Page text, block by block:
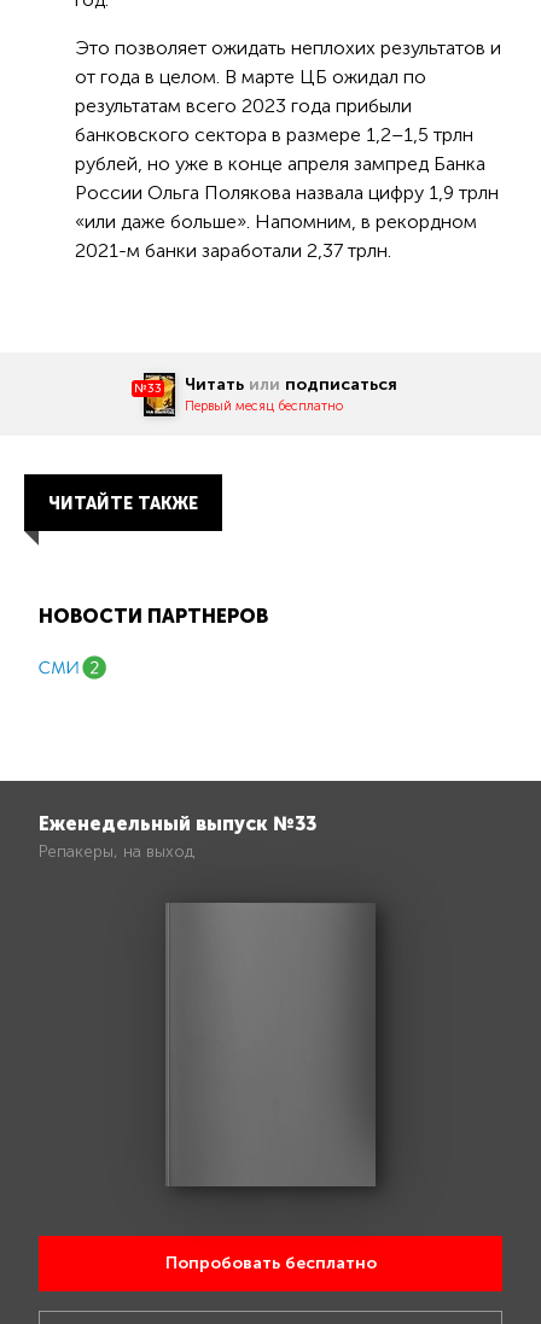
Это позволяет ожидать неплохих результатов и
от года в целом. В марте ЦБ ожидал по
результатам всего 2023 года прибыли
банковского сектора в размере 1,2–1,5 трлн
рублей, но уже в конце апреля зампред Банка
России Ольга Полякова назвала цифру 1,9 трлн
«или даже больше». Напомним, в рекордном
2021-м банки заработали 2,37 трлн.
№33 Читать или подписаться
Первый месяц бесплатно
ЧИТАЙТЕ ТАКЖЕ
НОВОСТИ ПАРТНЕРОВ
Еженедельный выпуск №33
Репакеры, на выход
Попробовать бесплатно